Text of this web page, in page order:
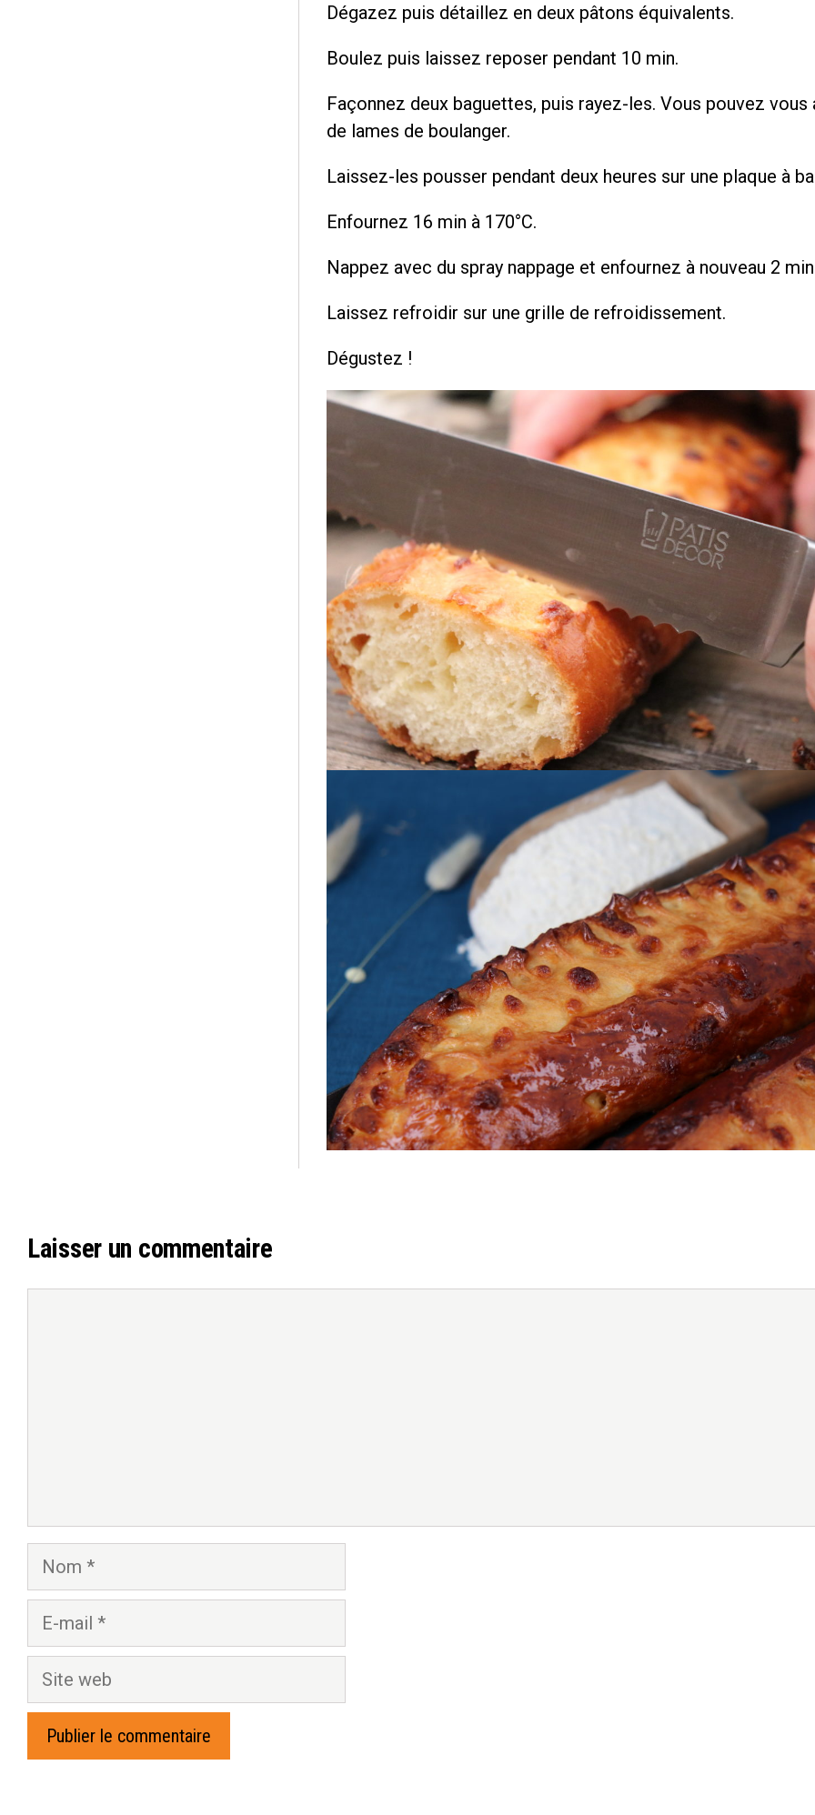
Dégazez puis détaillez en deux pâtons équivalents.
Boulez puis laissez reposer pendant 10 min.
Façonnez deux baguettes, puis rayez-les. Vous pouvez vous
de lames de boulanger.
Laissez-les pousser pendant deux heures sur une plaque à
Enfournez 16 min à 170°C.
Nappez avec du spray nappage et enfournez à nouveau 2
Laissez refroidir sur une grille de refroidissement.
Dégustez !
Laisser un commentaire
Nom
Site